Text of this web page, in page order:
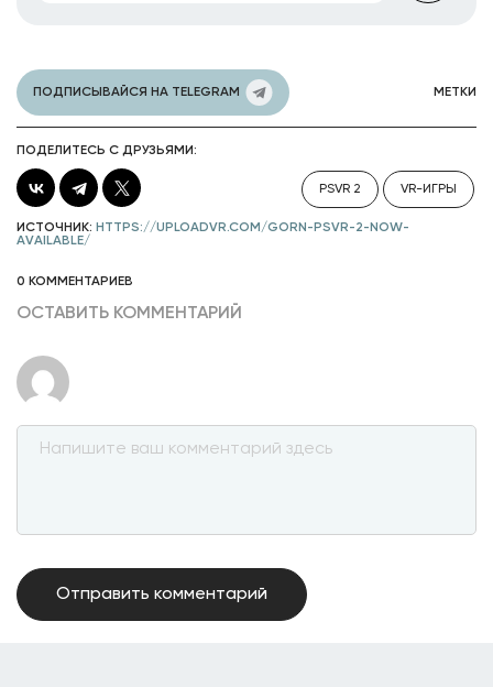
ПОДПИСЫВАЙСЯ НА TELEGRAM МЕТКИ
ПОДЕЛИТЕСЬ С ДРУЗЬЯМИ:
PSVR 2 VR-ИГРЫ
ИСТОЧНИК: HTTPS://UPLOADVR.COM/GORN-PSVR-2-NOW-
AVAILABLE/
0 КОММЕНТАРИЕВ
ОСТАВИТЬ КОММЕНТАРИЙ